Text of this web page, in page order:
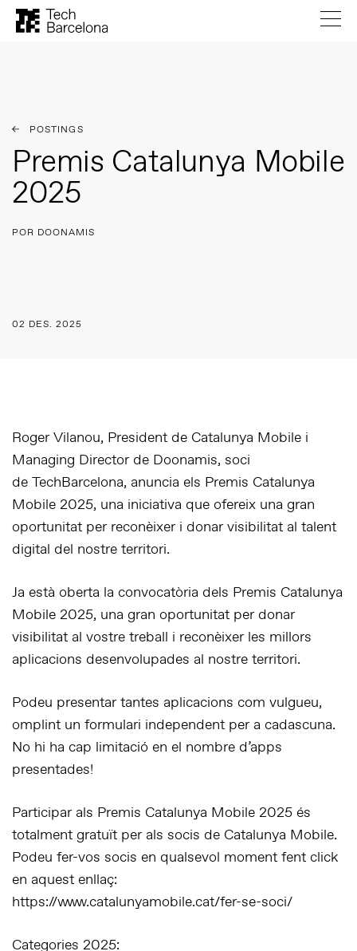
POSTINGS
Premis Catalunya Mobile
2025
POR DOONAMIS
02 DES. 2025
Roger Vilanou, President de Catalunya Mobile i
Managing Director de Doonamis, soci
de TechBarcelona, anuncia els Premis Catalunya
Mobile 2025, una iniciativa que ofereix una gran
oportunitat per reconèixer i donar visibilitat al talent
digital del nostre territori.
Ja està oberta la convocatòria dels Premis Catalunya
Mobile 2025, una gran oportunitat per donar
visibilitat al vostre treball i reconèixer les millors
aplicacions desenvolupades al nostre territori.
Podeu presentar tantes aplicacions com vulgueu,
omplint un formulari independent per a cadascuna.
No hi ha cap limitació en el nombre d’apps
presentades!
Participar als Premis Catalunya Mobile 2025 és
totalment gratuït per als socis de Catalunya Mobile.
Podeu fer-vos socis en qualsevol moment fent click
en aquest enllaç:
https://www.catalunyamobile.cat/fer-se-soci/
Categories 2025: